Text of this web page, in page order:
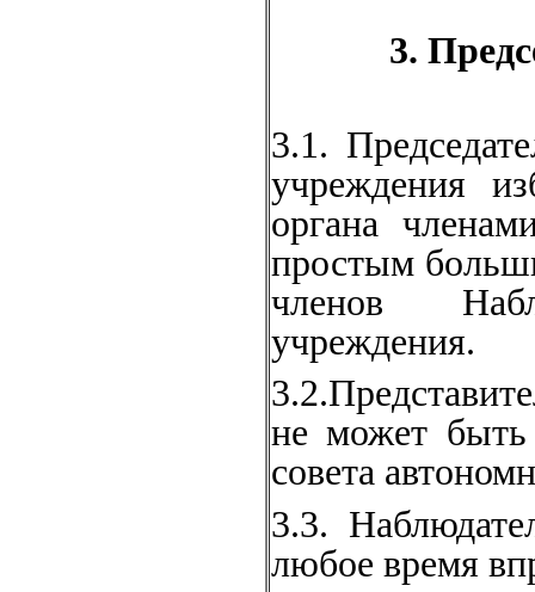
3.
3.1.
учреждения
органа
простым
членов
учреждения.
не может быть
совета
3.3.
любое время